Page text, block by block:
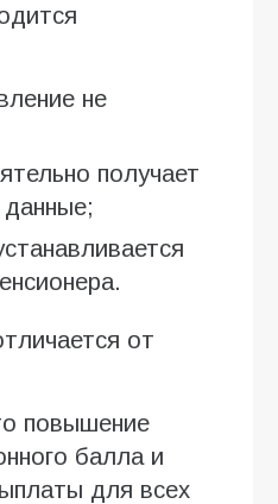
не
получает
от
повышение
балла и
для всех